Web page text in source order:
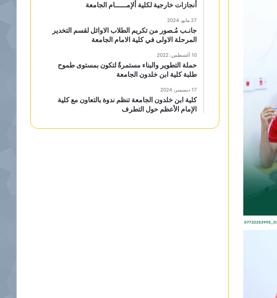
أنجازات خارجية لكلية ألإمــــــام الجامعة
27 مايو، 2024
جانـب مُـصور من تكريم الطلاب الاوائل لقسم التخدير
المرحلة الاولى في كلية الامام الجامعة
10 أغسطس، 2022
حملة التطوير والبناء مستمرةٌ لتكون بمستوى طموح
طلبة كلية ابن خلدون الجامعة
17 ديسمبر، 2024
كلية ابن خلدون الجامعة تنظم ندوة بالتعاون مع كلية
الإمام الأعظم حول التطرف